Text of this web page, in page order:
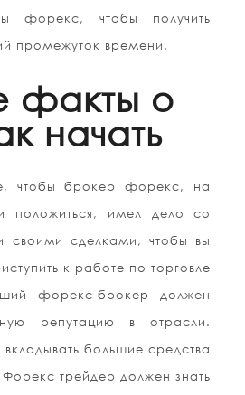
форекс, чтобы получить
промежуток времени.
факты о
начать
чтобы брокер форекс, на
положиться, имел дело со
своими сделками, чтобы вы
к работе по торговле
форекс-брокер должен
репутацию в отрасли.
большие средства
трейдер должен знать